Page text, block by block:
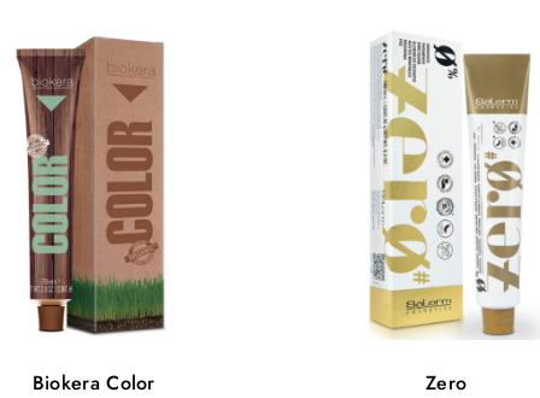
Biokera Color Zero